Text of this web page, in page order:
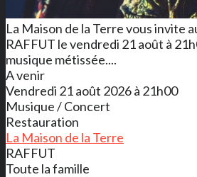
La Maison de la Terre vous invite
RAFFUT le vendredi 21 août à
musique métissée....
A venir
Vendredi 21 août 2026 à 21h00
Musique / Concert
Restauration
La Maison de la Terre
RAFFUT
Toute la famille